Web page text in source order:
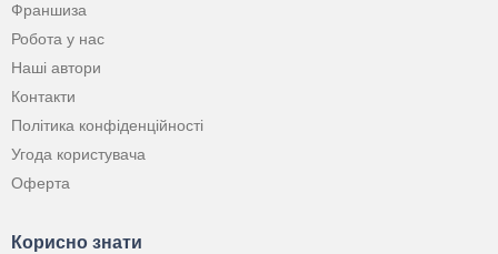
Франшиза
Робота у нас
Наші автори
Контакти
Політика конфіденційності
Угода користувача
Оферта
Корисно знати